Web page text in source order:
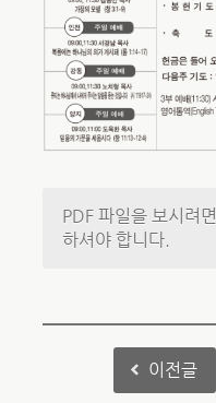
PDF 파일을 보시려면
하셔야 합니다.
이전글